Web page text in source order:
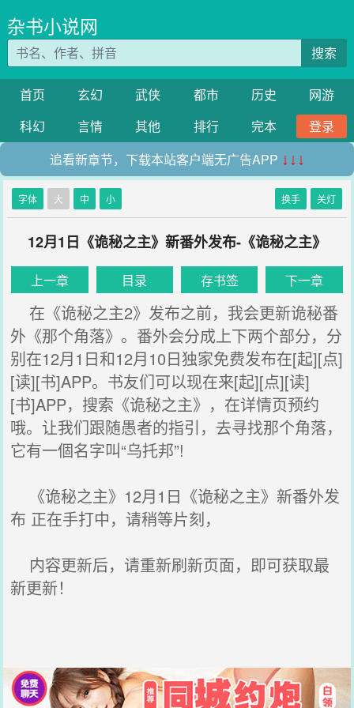
杂书小说网
搜索
首页 玄幻 武侠 都市 历史
网游
科幻
言情 其他 排行 完本
登录
追看新章节，下载本站客户端无广告APP ↓↓↓
字体 大 中 小 换手 关灯
12月1日《诡秘之主》新番外发布-《诡秘之主》
上一章 目录 存书签 下一章
在《诡秘之主2》发布之前，我会更新诡秘番
外《那个角落》。番外会分成上下两个部分，分
别在12月1日和12月10日独家免费发布在[起][点]
[读][书]APP。书友们可以现在来[起][点][读]
[书]APP，搜索《诡秘之主》，在详情页预约
哦。让我们跟随愚者的指引，去寻找那个角落，
它有一個名字叫“乌托邦”!
《诡秘之主》12月1日《诡秘之主》新番外发
布 正在手打中，请稍等片刻，
内容更新后，请重新刷新页面，即可获取最
新更新！